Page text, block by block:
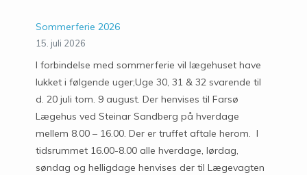
Sommerferie 2026
15. juli 2026
I forbindelse med sommerferie vil lægehuset have
lukket i følgende uger;Uge 30, 31 & 32 svarende til
d. 20 juli tom. 9 august. Der henvises til Farsø
Lægehus ved Steinar Sandberg på hverdage
mellem 8.00 – 16.00. Der er truffet aftale herom. I
tidsrummet 16.00-8.00 alle hverdage, lørdag,
søndag og helligdage henvises der til Lægevagten